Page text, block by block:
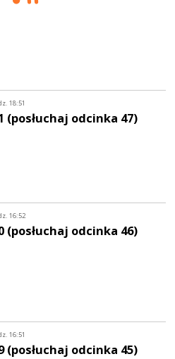
18:51
(posłuchaj odcinka 47)
16:52
(posłuchaj odcinka 46)
16:51
(posłuchaj odcinka 45)